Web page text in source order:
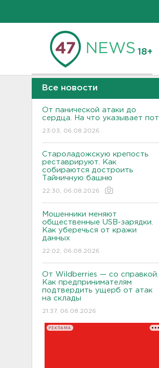
18+
Все новости
От панической атаки до
сердца. На что указывает пот
23:03, 06.08.2026
Староладожскую крепость
реставрируют. Как
собираются достроить
Тайничную башню
22:30, 06.08.2026
Мошенники меняют
общественные USB-зарядки.
Как уберечься от кражи
данных
22:02, 06.08.2026
От Wildberries — со справкой.
Как предпринимателям
подтвердить ущерб от атак
на склады
21:37, 06.08.2026
РЕКЛАМА